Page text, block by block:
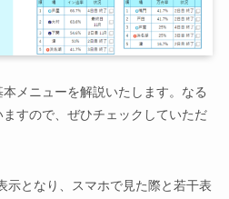
メニューを解説いたします。なる
すので、ぜひチェックしていただ
示となり、スマホで見た際と若干表